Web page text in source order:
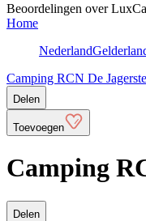
Beoordelingen over
Home
Nederland
Camping RCN De
Delen
Toevoegen
Camping
Delen